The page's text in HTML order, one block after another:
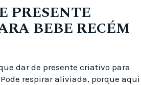
PRESENTE
BEBE RECÉM
dar de presente criativo para
respirar aliviada, porque aqui